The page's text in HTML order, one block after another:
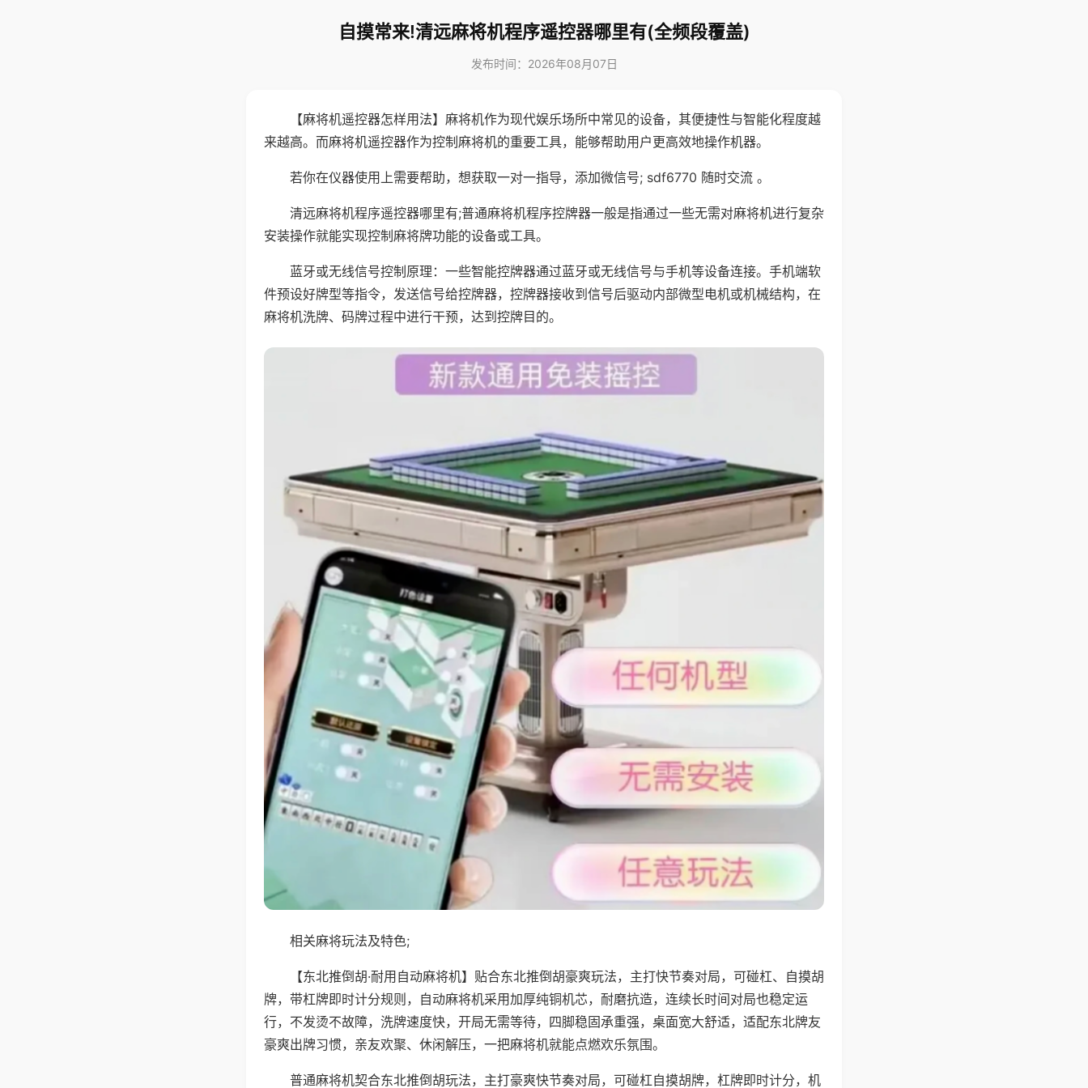
自摸常来!清远麻将机程序遥控器哪里有(全频段覆盖)
发布时间：2026年08月07日
【麻将机遥控器怎样用法】麻将机作为现代娱乐场所中常见的设备，其便捷性与智能化程度越
来越高。而麻将机遥控器作为控制麻将机的重要工具，能够帮助用户更高效地操作机器。
若你在仪器使用上需要帮助，想获取一对一指导，添加微信号; sdf6770 随时交流 。
清远麻将机程序遥控器哪里有;普通麻将机程序控牌器一般是指通过一些无需对麻将机进行复杂
安装操作就能实现控制麻将牌功能的设备或工具。
蓝牙或无线信号控制原理：一些智能控牌器通过蓝牙或无线信号与手机等设备连接。手机端软
件预设好牌型等指令，发送信号给控牌器，控牌器接收到信号后驱动内部微型电机或机械结构，在
麻将机洗牌、码牌过程中进行干预，达到控牌目的。
相关麻将玩法及特色;
【东北推倒胡·耐用自动麻将机】贴合东北推倒胡豪爽玩法，主打快节奏对局，可碰杠、自摸胡
牌，带杠牌即时计分规则，自动麻将机采用加厚纯铜机芯，耐磨抗造，连续长时间对局也稳定运
行，不发烫不故障，洗牌速度快，开局无需等待，四脚稳固承重强，桌面宽大舒适，适配东北牌友
豪爽出牌习惯，亲友欢聚、休闲解压，一把麻将机就能点燃欢乐氛围。
普通麻将机契合东北推倒胡玩法，主打豪爽快节奏对局，可碰杠自摸胡牌，杠牌即时计分，机